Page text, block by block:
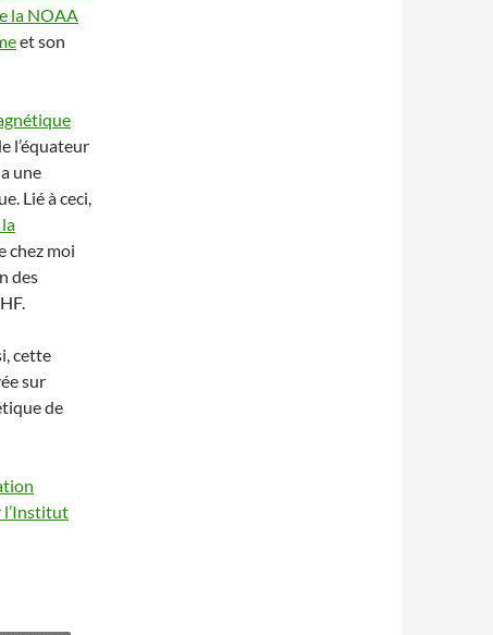
la NOAA
et son
l’équateur
une
Lié à ceci,
chez moi
des
cette
sur
de
l’Institut